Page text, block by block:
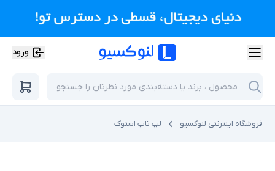
ورود
فروشگاه اینترنتی لنوکسیو لپ تاپ استوک